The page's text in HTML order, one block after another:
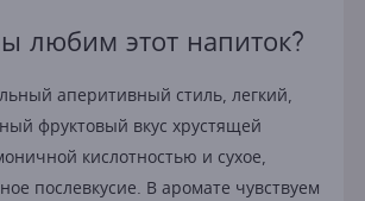
любим этот напиток?
аперитивный стиль, легкий,
фруктовый вкус хрустящей
кислотностью и сухое,
послевкусие. В аромате чувствуем